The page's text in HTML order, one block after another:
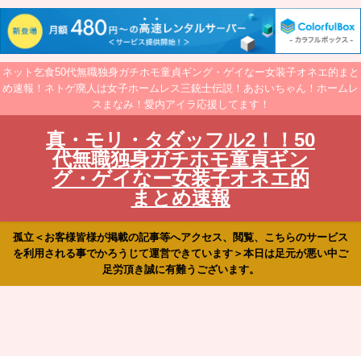
ネット乞食50代無職独身ガチホモ童貞ギング・ゲイなー女装子オネエ的まと
め速報！ネトゲ廃人は女子ホームレス三銃士伝説！あおいちゃん！ホームレ
スまなみ！愛内アイラ応援してます！
真・モリ・タダッフル2！！50
代無職独身ガチホモ童貞ギン
グ・ゲイなー女装子オネエ的
まとめ速報
孤立＜お客様皆様が掲載の記事等へアクセス、閲覧、こちらのサービス
を利用される事でかろうじて運営できています＞本日は足元が悪い中ご
足労頂き誠に有難うございます。